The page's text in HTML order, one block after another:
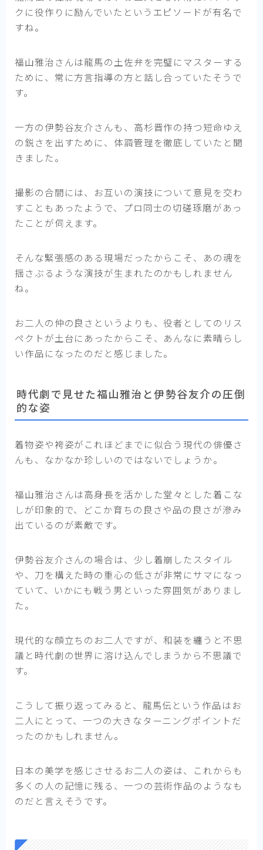
クに役作りに励んでいたというエピソードが有名で
すね。
福山雅治さんは龍馬の土佐弁を完璧にマスターする
ために、常に方言指導の方と話し合っていたそうで
す。
一方の伊勢谷友介さんも、高杉晋作の持つ短命ゆえ
の鋭さを出すために、体調管理を徹底していたと聞
きました。
撮影の合間には、お互いの演技について意見を交わ
すこともあったようで、プロ同士の切磋琢磨があっ
たことが伺えます。
そんな緊張感のある現場だったからこそ、あの魂を
揺さぶるような演技が生まれたのかもしれません
ね。
お二人の仲の良さというよりも、役者としてのリス
ペクトが土台にあったからこそ、あんなに素晴らし
い作品になったのだと感じました。
時代劇で見せた福山雅治と伊勢谷友介の圧倒
的な姿
着物姿や袴姿がこれほどまでに似合う現代の俳優さ
んも、なかなか珍しいのではないでしょうか。
福山雅治さんは高身長を活かした堂々とした着こな
しが印象的で、どこか育ちの良さや品の良さが滲み
出ているのが素敵です。
伊勢谷友介さんの場合は、少し着崩したスタイル
や、刀を構えた時の重心の低さが非常にサマになっ
ていて、いかにも戦う男といった雰囲気がありまし
た。
現代的な顔立ちのお二人ですが、和装を纏うと不思
議と時代劇の世界に溶け込んでしまうから不思議で
す。
こうして振り返ってみると、龍馬伝という作品はお
二人にとって、一つの大きなターニングポイントだ
ったのかもしれません。
日本の美学を感じさせるお二人の姿は、これからも
多くの人の記憶に残る、一つの芸術作品のようなも
のだと言えそうです。